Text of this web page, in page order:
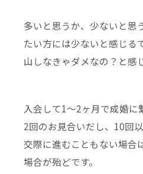
多いと思うか、少ないと思
たい方には少ないと感じる
山しなきゃダメなの？と感
入会して1～2ヶ月で成婚に
2回のお見合いだし、10回
交際に進むこともない場合
場合が殆どです。